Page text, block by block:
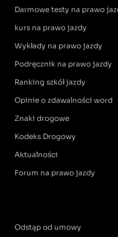
Darmowe testy na prawo
kurs na prawo jazdy
Wykłady na prawo jazdy
Podręcznik na prawo jazdy
Ranking szkół jazdy
Opinie o zdawalności word
Znaki drogowe
Kodeks Drogowy
Aktualności
Forum na prawo jazdy
Odstąp od umowy